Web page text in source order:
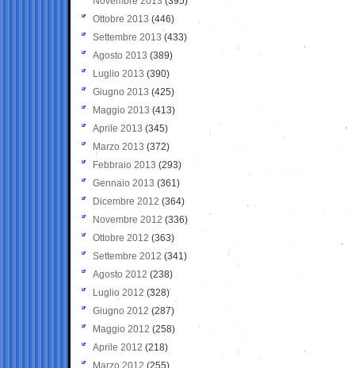
Ottobre 2013 (446)
Settembre 2013 (433)
Agosto 2013 (389)
Luglio 2013 (390)
Giugno 2013 (425)
Maggio 2013 (413)
Aprile 2013 (345)
Marzo 2013 (372)
Febbraio 2013 (293)
Gennaio 2013 (361)
Dicembre 2012 (364)
Novembre 2012 (336)
Ottobre 2012 (363)
Settembre 2012 (341)
Agosto 2012 (238)
Luglio 2012 (328)
Giugno 2012 (287)
Maggio 2012 (258)
Aprile 2012 (218)
Marzo 2012 (255)